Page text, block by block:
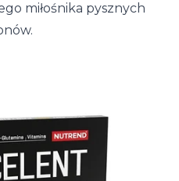
miłośnika pysznych